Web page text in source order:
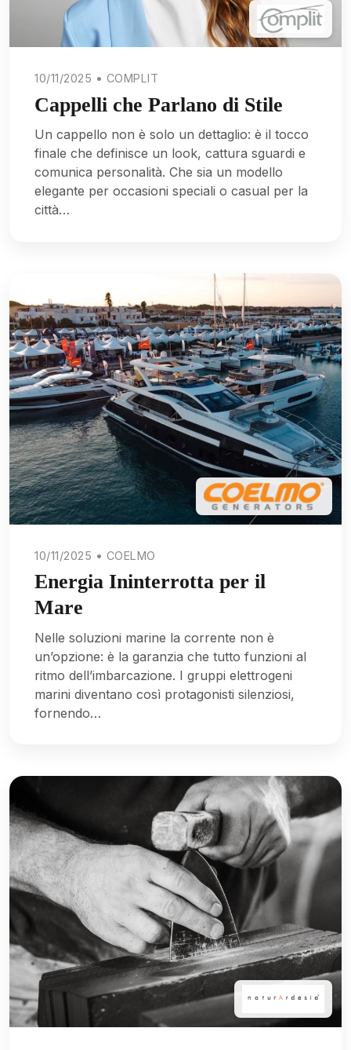
10/11/2025 • COMPLIT
Cappelli che Parlano di Stile
Un cappello non è solo un dettaglio: è il tocco
finale che definisce un look, cattura sguardi e
comunica personalità. Che sia un modello
elegante per occasioni speciali o casual per la
città…
10/11/2025 • COELMO
Energia Ininterrotta per il
Mare
Nelle soluzioni marine la corrente non è
un’opzione: è la garanzia che tutto funzioni al
ritmo dell’imbarcazione. I gruppi elettrogeni
marini diventano così protagonisti silenziosi,
fornendo…